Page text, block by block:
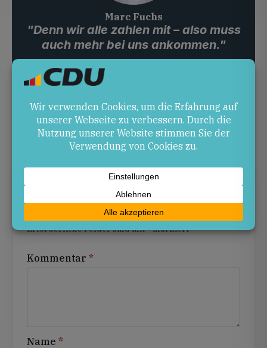
Marc Fuchs
"Denn wir alle zahlen mit – also muss
auch mehr bei uns ankommen."
Ich will, dass unsere Steuergelder sichtbar
Straßen, eine starke Uni, Investitionen in die
Innenstadt.
Schreibe einen Kommentar
Deine E-Mail-Adresse wird nicht veröffentlicht.
Erforderliche Felder sind mit*markiert
Kommentar *
Name *
Alternative: